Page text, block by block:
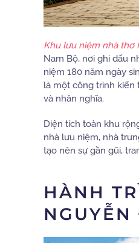
Khu lưu niệm nhà thơ
Nam Bộ, nơi ghi dấu
niệm 180 năm ngày
là một công trình kiến
và nhân nghĩa.
Diện tích toàn khu
nhà lưu niệm, nhà
tạo nên sự gần gũi,
HÀNH